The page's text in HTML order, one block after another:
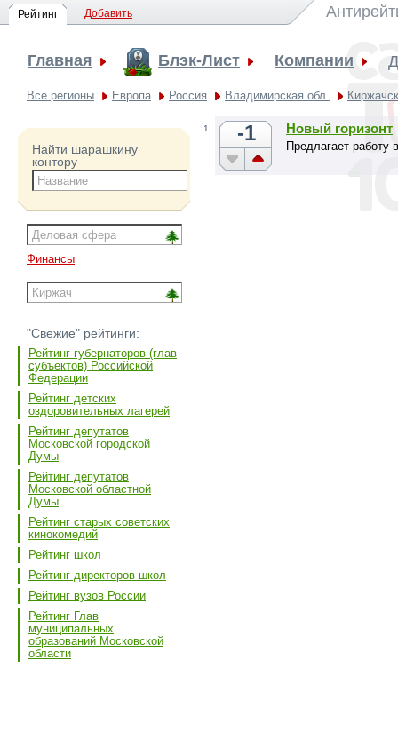
Рейтинг Добавить
Главная Блэк-Лист Компании
Все регионы Европа Россия Владимирская обл.
Найти шарашкину
контору
Финансы
"Свежие" рейтинги:
Рейтинг губернаторов (глав
субъектов) Российской
Федерации
Рейтинг детских
оздоровительных лагерей
Рейтинг депутатов
Московской городской
Думы
Рейтинг депутатов
Московской областной
Думы
Рейтинг старых советских
кинокомедий
Рейтинг школ
Рейтинг директоров школ
Рейтинг вузов России
Рейтинг Глав
муниципальных
образований Московской
области
1 -1 Новый горизонт
Предлагает работу